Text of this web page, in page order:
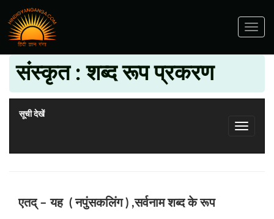
Toggle
संस्कृत : शब्द रूप प्रकरण
सूची देखें
एतद् – यह ( नपुंसकलिंग ) ,सर्वनाम शब्द के रूप